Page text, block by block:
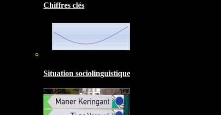
Chiffres clés
Situation sociolinguistique